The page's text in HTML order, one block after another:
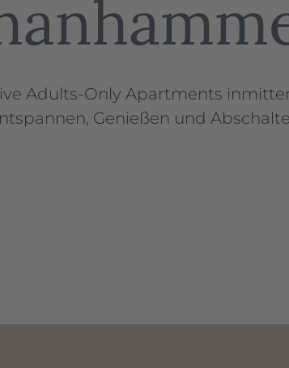
Adults-Only Apartments
Genießen und